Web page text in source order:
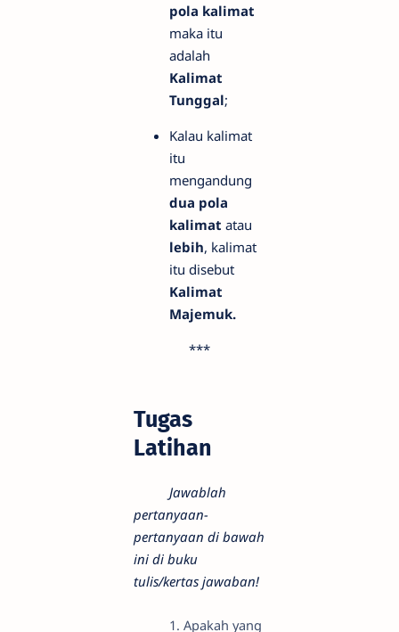
pola kalimat
maka itu
adalah
Kalimat
Tunggal;
Kalau kalimat
itu
mengandung
dua pola
kalimat atau
lebih, kalimat
itu disebut
Kalimat
Majemuk.
***
Tugas
Latihan
Jawablah
pertanyaan-
pertanyaan di bawah
ini di buku
tulis/kertas jawaban!
1. Apakah yang